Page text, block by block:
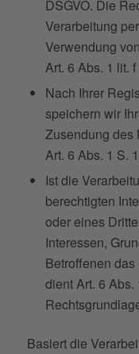
DSGVO. Die
Verarbeitung
Verwendung
Art. 6 Abs. 1 lit.
Nach Ihrer
speichern wir
Zusendung des
Art. 6 Abs. 1 S.
Ist die
berechtigten
oder eines
Interessen,
Betroffenen
dient Art. 6 Abs.
Basiert die